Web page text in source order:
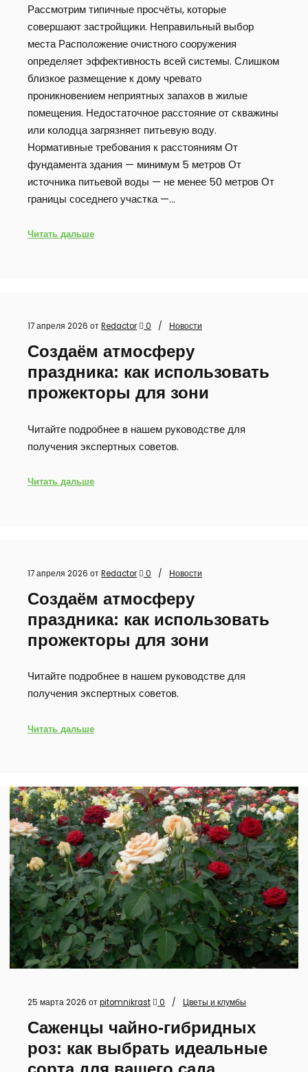
Рассмотрим типичные просчёты, которые
совершают застройщики. Неправильный выбор
места Расположение очистного сооружения
определяет эффективность всей системы. Слишком
близкое размещение к дому чревато
проникновением неприятных запахов в жилые
помещения. Недостаточное расстояние от скважины
или колодца загрязняет питьевую воду.
Нормативные требования к расстояниям От
фундамента здания — минимум 5 метров От
источника питьевой воды — не менее 50 метров От
границы соседнего участка —…
Читать дальше
17 апреля 2026 отRedactor 0 Новости
Создаём атмосферу
праздника: как использовать
прожекторы для зони
Читайте подробнее в нашем руководстве для
получения экспертных советов.
Читать дальше
17 апреля 2026 отRedactor 0 Новости
Создаём атмосферу
праздника: как использовать
прожекторы для зони
Читайте подробнее в нашем руководстве для
получения экспертных советов.
Читать дальше
25 марта 2026 отpitomnikrast 0 Цветы и клумбы
Саженцы чайно-гибридных
роз: как выбрать идеальные